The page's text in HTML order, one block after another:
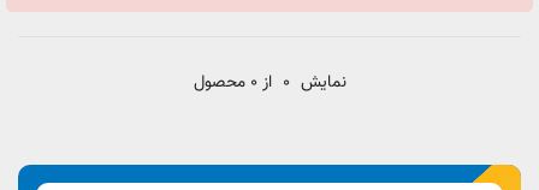
نمایش 0 از 0 محصول